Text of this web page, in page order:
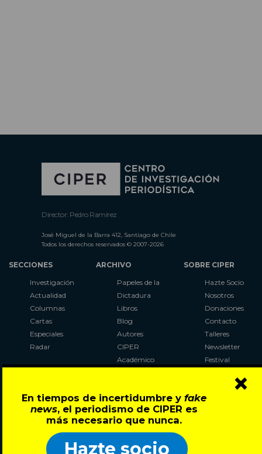
En tiempos de incertidumbre y fake
news, el periodismo de CIPER es
más necesario que nunca.
Hazte socio
×
Director: Pedro Ramírez
José Miguel de la Barra 412, Santiago de Chile
Todos los derechos reservados © 2007-2026
SECCIONES
Investigación
Actualidad
Columnas
Cartas
Especiales
Radar
ARCHIVO
Papeles de la
Dictadura
Libros
Blog
Autores
CIPER
Académico
Al Plebiscito
con CIPER
SOBRE CIPER
Hazte Socio
Nosotros
Donaciones
Contacto
Talleres
Newsletter
Festival